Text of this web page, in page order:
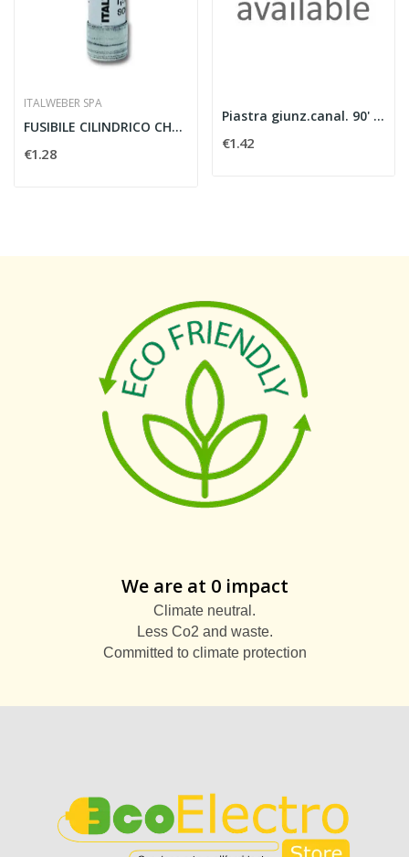
ITALWEBER SPA
FUSIBILE CILINDRICO CH14 GG 4A 690V - ITALWEBER...
€1.28
Piastra giunz.canal. 90' h 100
€1.42
We are at 0 impact
Climate neutral.
Less Co2 and waste.
Committed to climate protection